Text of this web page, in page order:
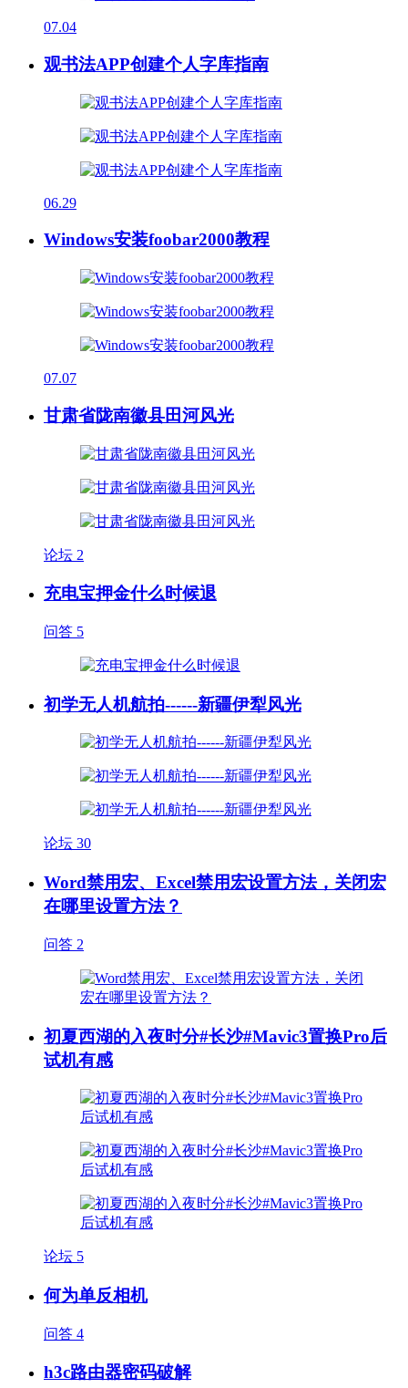
07.04
观书法APP创建个人字库指南
06.29
Windows安装foobar2000教程
07.07
甘肃省陇南徽县田河风光
论坛 2
充电宝押金什么时候退
问答 5
初学无人机航拍------新疆伊犁风光
论坛 30
Word禁用宏、Excel禁用宏设置方法，关闭宏
在哪里设置方法？
问答 2
初夏西湖的入夜时分#长沙#Mavic3置换Pro后
试机有感
论坛 5
何为单反相机
问答 4
h3c路由器密码破解